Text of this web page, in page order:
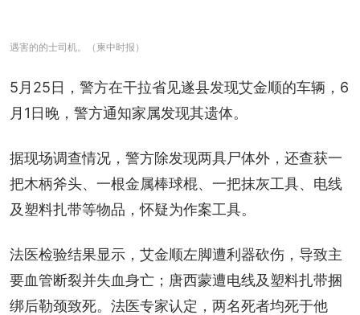
遇害的的士司机。（柬中时报）
5月25日，警方在干拉省见遂县发现艾金顺的车辆，6
月1日晚，警方通知家属发现其遗体。
据现场调查情况，警方除发现两具尸体外，还查获一
把木柄斧头、一根金属棒球棍、一把抹灰工具、电线
及塑料扎带等物品，怀疑为作案工具。
法医检验结果显示，艾金顺左脚遭利器砍伤，导致主
要血管断裂并失血身亡；唐西蒙遭电线及塑料扎带捆
绑后勒颈致死。法医专家认定，两名死者均死于他